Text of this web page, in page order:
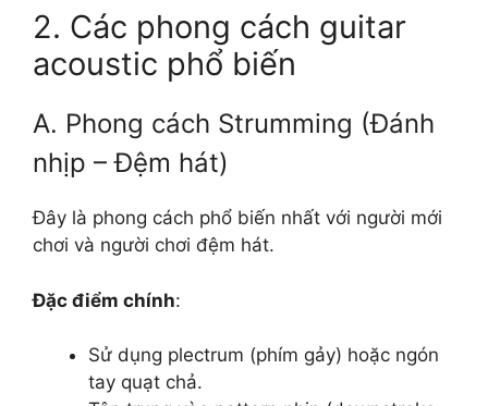
2. Các phong cách guitar
acoustic phổ biến
A. Phong cách Strumming (Đánh
nhịp – Đệm hát)
Đây là phong cách phổ biến nhất với người mới
chơi và người chơi đệm hát.
Đặc điểm chính:
Sử dụng plectrum (phím gảy) hoặc ngón
tay quạt chả.